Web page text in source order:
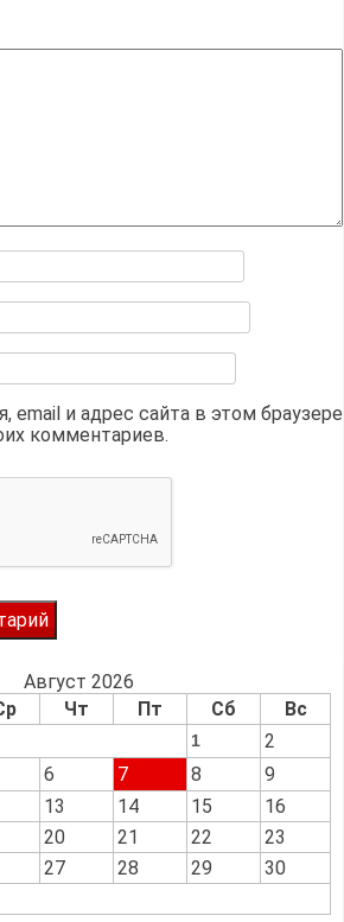
email и адрес сайта в этом браузере
комментариев.
Август 2026
Чт Пт Сб Вс
1
2
6 7 8
9
13 14 15
16
20 21 22
23
27 28 29
30